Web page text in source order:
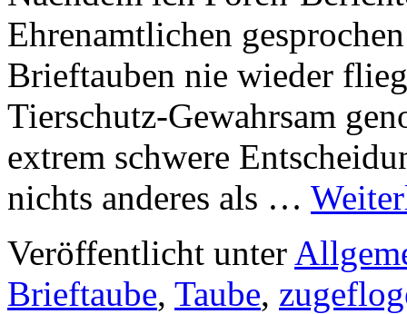
Ehrenamtlichen
Brieftauben nie wieder
Tierschutz-Gewahrsam
extrem schwere
nichts anderes als …
Veröffentlicht unter
Brieftaube, Taube,